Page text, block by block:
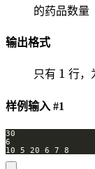
的药品数量
输出格式
只有 1
1 行，
样例输入 #1